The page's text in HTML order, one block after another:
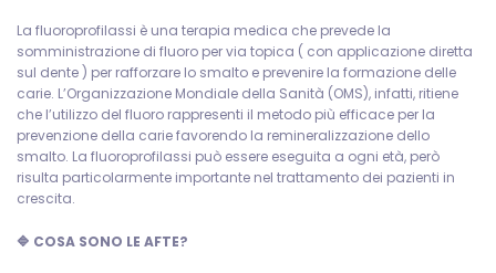
La fluoroprofilassi è una terapia medica che prevede la
somministrazione di fluoro per via topica ( con applicazione diretta
sul dente ) per rafforzare lo smalto e prevenire la formazione delle
carie. L’Organizzazione Mondiale della Sanità (OMS), infatti, ritiene
che l’utilizzo del fluoro rappresenti il metodo più efficace per la
prevenzione della carie favorendo la remineralizzazione dello
smalto. La fluoroprofilassi può essere eseguita a ogni età, però
risulta particolarmente importante nel trattamento dei pazienti in
crescita.
🔷 COSA SONO LE AFTE?